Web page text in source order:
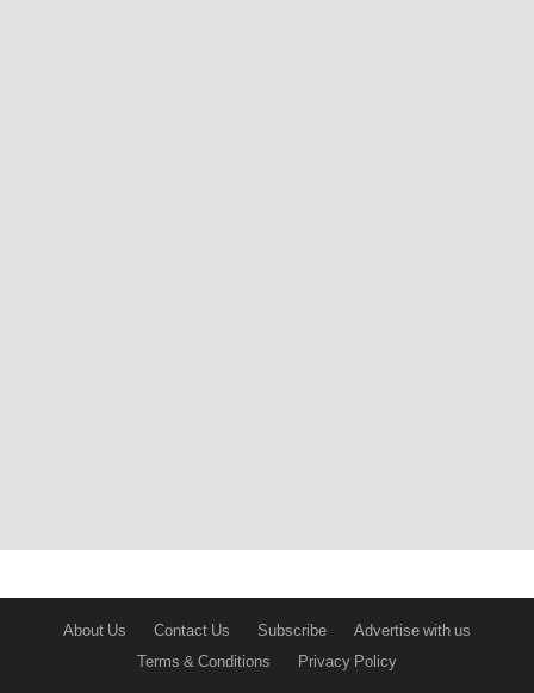
About Us Contact Us Subscribe
Advertise with us
Terms & Conditions
Privacy Policy